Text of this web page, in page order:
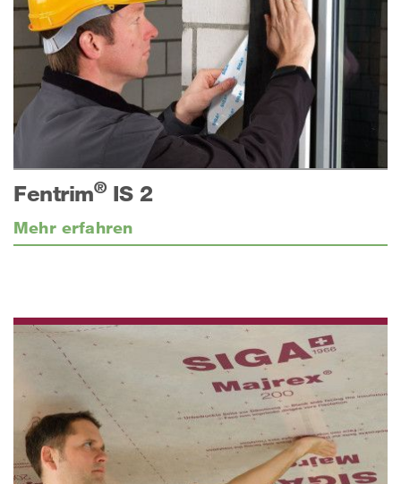
Fentrim®IS 2
Mehr erfahren